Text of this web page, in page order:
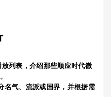
列表，介绍那些顺应时代微
名气、流派或国界，并根据需